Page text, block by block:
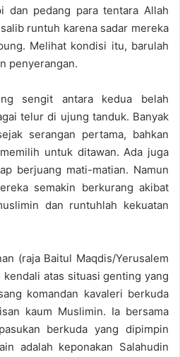
dan pedang para tentara Allah
runtuh karena sadar mereka
Melihat kondisi itu, barulah
penyerangan.
sengit antara kedua belah
telur di ujung tanduk. Banyak
serangan pertama, bahkan
untuk ditawan. Ada juga
berjuang mati-matian. Namun
semakin berkurang akibat
dan runtuhlah kekuatan
(raja Baitul Maqdis/Yerusalem
atas situasi genting yang
komandan kavaleri berkuda
kaum Muslimin. Ia bersama
berkuda yang dipimpin
adalah keponakan Salahudin